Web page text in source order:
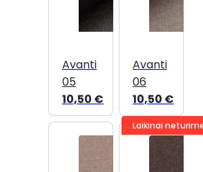
Avanti
05
10,50 €
Avanti
06
10,50 €
Laikinai